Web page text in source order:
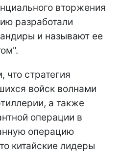
вторжения
разработали
и называют ее
что стратегия
войск волнами
а также
операции в
операцию
китайские лидеры